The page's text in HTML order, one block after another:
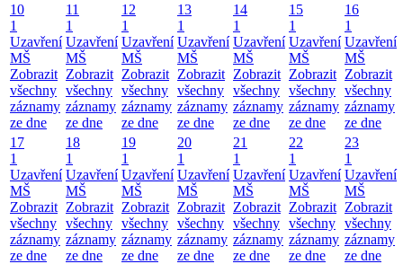
10
1
Uzavření
MŠ
Zobrazit
všechny
záznamy
ze dne
11
1
Uzavření
MŠ
Zobrazit
všechny
záznamy
ze dne
12
1
Uzavření
MŠ
Zobrazit
všechny
záznamy
ze dne
13
1
Uzavření
MŠ
Zobrazit
všechny
záznamy
ze dne
14
1
Uzavření
MŠ
Zobrazit
všechny
záznamy
ze dne
15
1
Uzavření
MŠ
Zobrazit
všechny
záznamy
ze dne
16
1
Uzavření
MŠ
Zobrazit
všechny
záznamy
ze dne
17
1
Uzavření
MŠ
Zobrazit
všechny
záznamy
ze dne
18
1
Uzavření
MŠ
Zobrazit
všechny
záznamy
ze dne
19
1
Uzavření
MŠ
Zobrazit
všechny
záznamy
ze dne
20
1
Uzavření
MŠ
Zobrazit
všechny
záznamy
ze dne
21
1
Uzavření
MŠ
Zobrazit
všechny
záznamy
ze dne
22
1
Uzavření
MŠ
Zobrazit
všechny
záznamy
ze dne
23
1
Uzavření
MŠ
Zobrazit
všechny
záznamy
ze dne